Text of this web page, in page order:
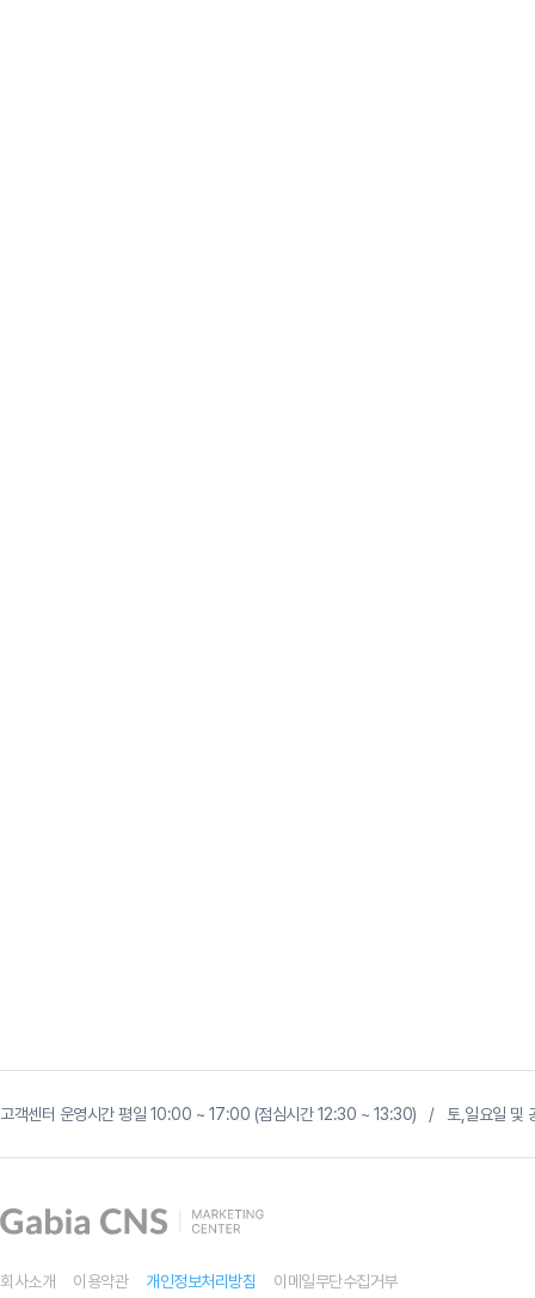
고객센터 운영시간 평일 10:00 ~ 17:00 (점심시간 12:30 ~ 13:30) / 토,일요일 및
회사소개 이용약관 개인정보처리방침 이메일무단수집거부